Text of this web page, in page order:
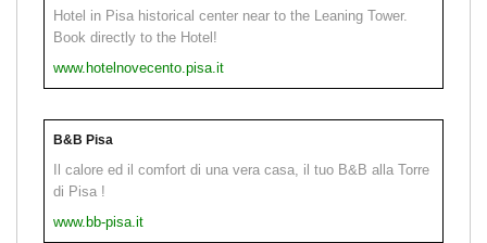
Hotel in Pisa historical center near to the Leaning Tower.
Book directly to the Hotel!
www.hotelnovecento.pisa.it
B&B Pisa
Il calore ed il comfort di una vera casa, il tuo B&B alla Torre
di Pisa !
www.bb-pisa.it